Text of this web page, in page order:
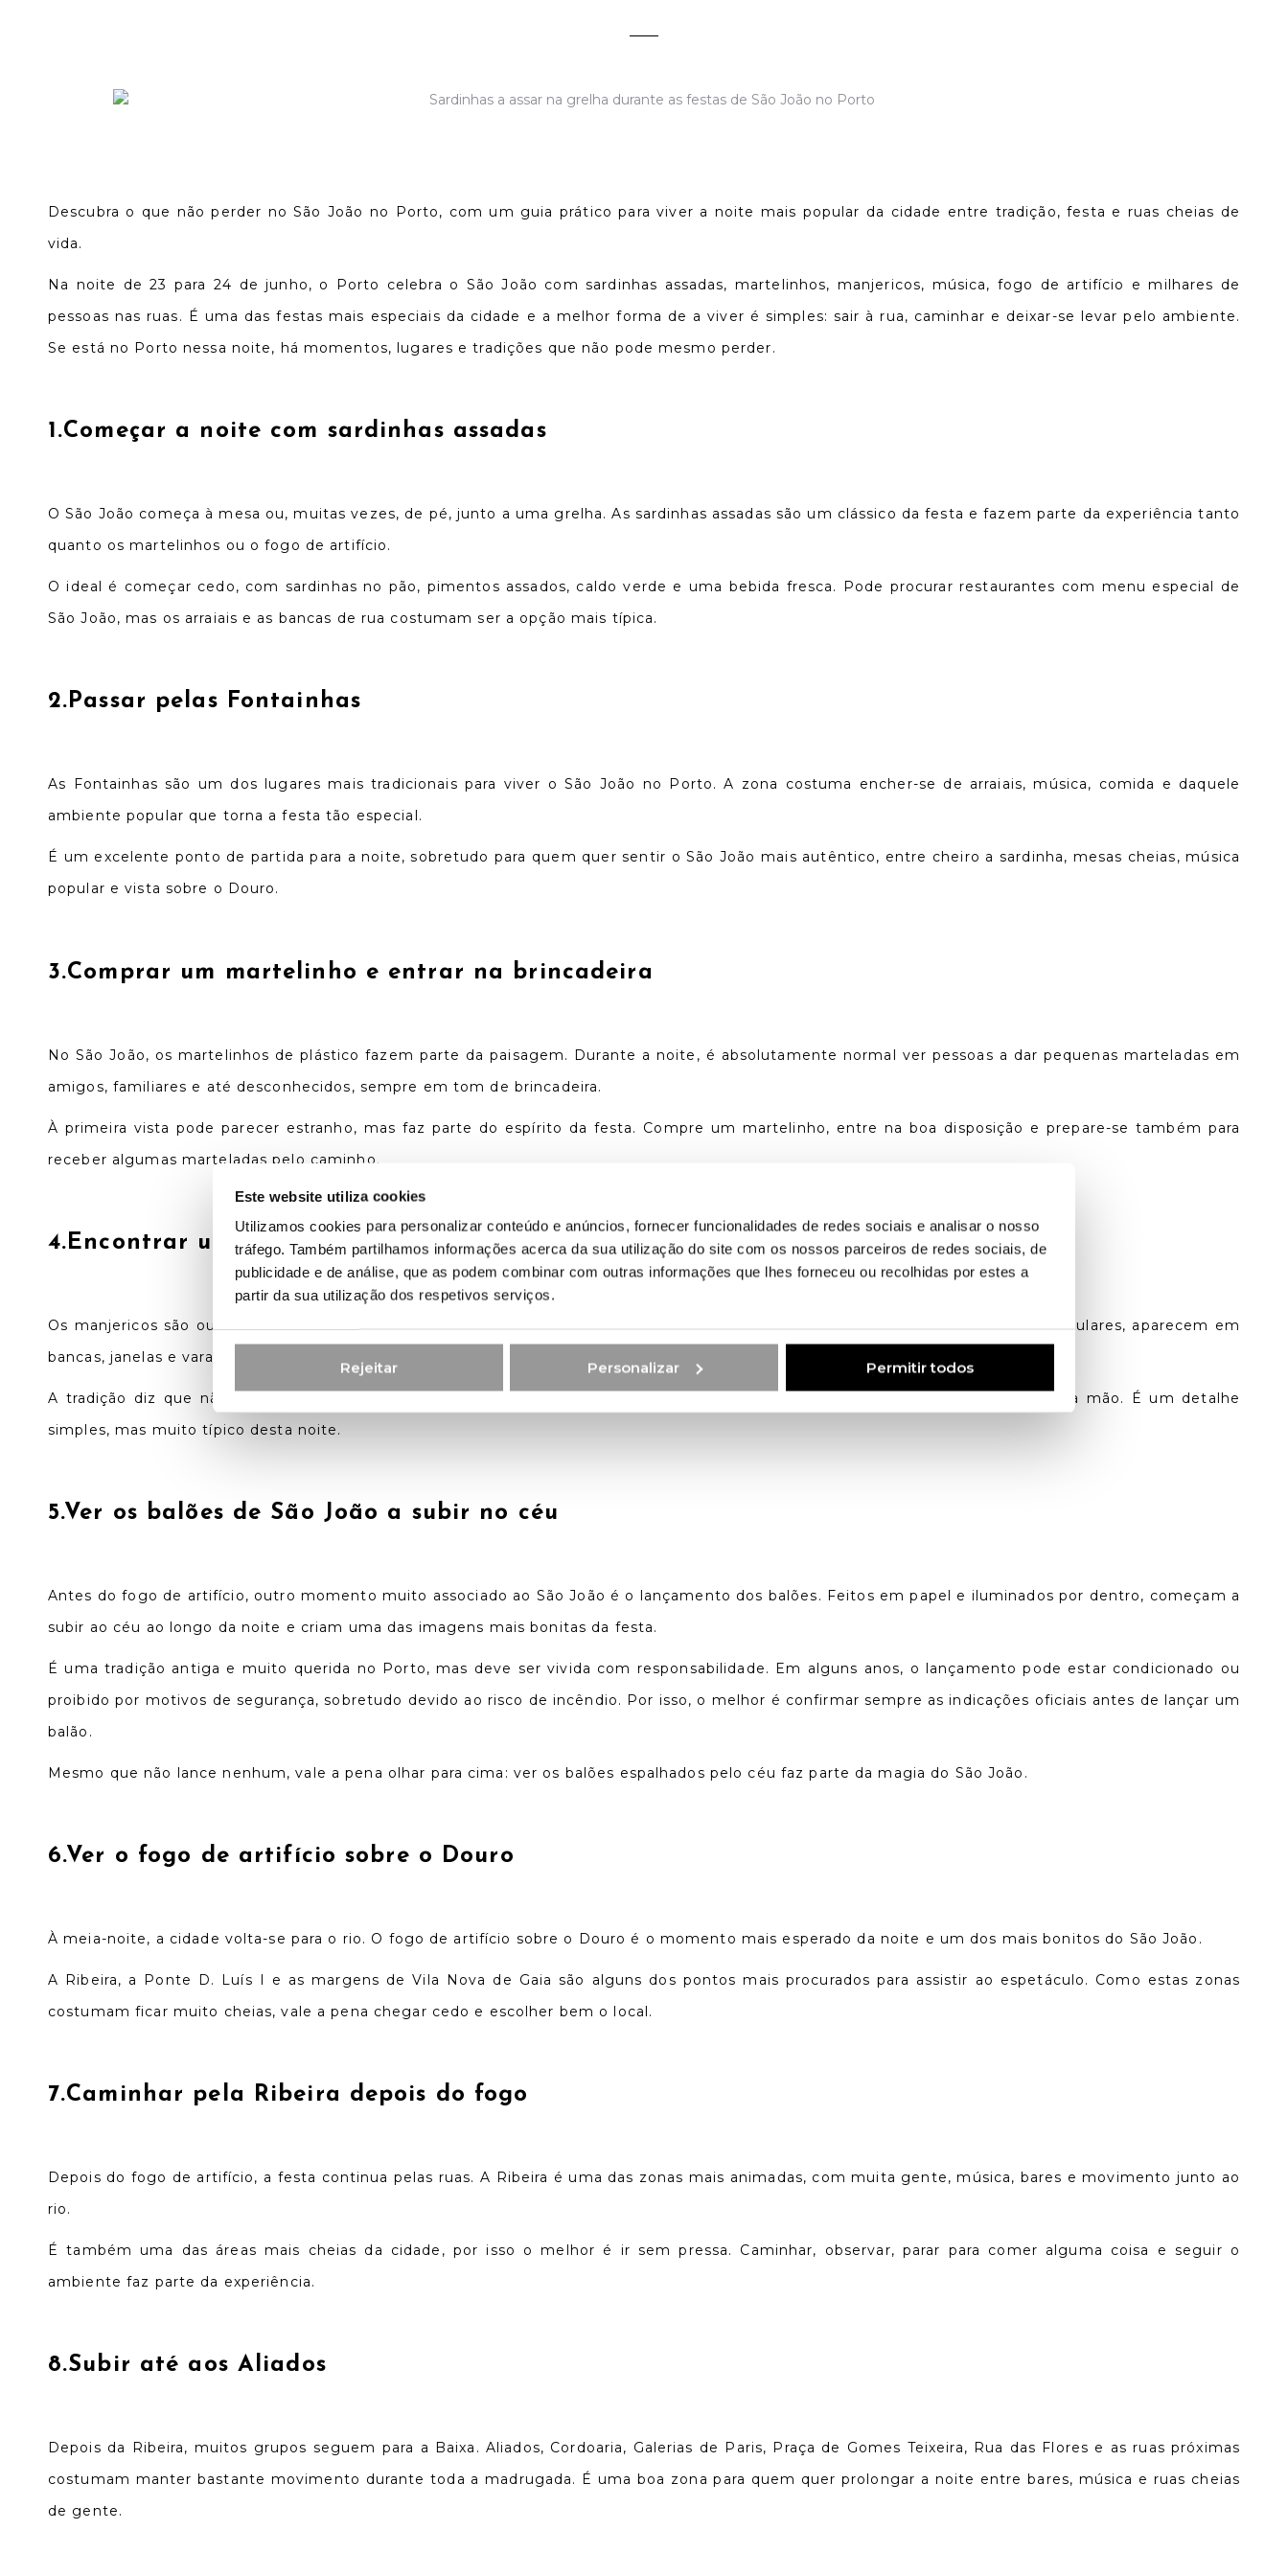
Este website utiliza cookies
Utilizamos cookies para personalizar conteúdo e anúncios, fornecer funcionalidades de redes sociais e analisar o nosso
tráfego. Também partilhamos informações acerca da sua utilização do site com os nossos parceiros de redes sociais, de
publicidade e de análise, que as podem combinar com outras informações que lhes forneceu ou recolhidas por estes a
partir da sua utilização dos respetivos serviços.
Rejeitar Personalizar Permitir todos
Descubra o que não perder no São João no Porto, com um guia prático para viver a noite mais popular da cidade entre tradição, festa e ruas cheias de
vida.
Na noite de 23 para 24 de junho, o Porto celebra o São João com sardinhas assadas, martelinhos, manjericos, música, fogo de artifício e milhares de
pessoas nas ruas. É uma das festas mais especiais da cidade e a melhor forma de a viver é simples: sair à rua, caminhar e deixar-se levar pelo ambiente.
Se está no Porto nessa noite, há momentos, lugares e tradições que não pode mesmo perder.
1.Começar a noite com sardinhas assadas
O São João começa à mesa ou, muitas vezes, de pé, junto a uma grelha. As sardinhas assadas são um clássico da festa e fazem parte da experiência tanto
quanto os martelinhos ou o fogo de artifício.
O ideal é começar cedo, com sardinhas no pão, pimentos assados, caldo verde e uma bebida fresca. Pode procurar restaurantes com menu especial de
São João, mas os arraiais e as bancas de rua costumam ser a opção mais típica.
2.Passar pelas Fontainhas
As Fontainhas são um dos lugares mais tradicionais para viver o São João no Porto. A zona costuma encher-se de arraiais, música, comida e daquele
ambiente popular que torna a festa tão especial.
É um excelente ponto de partida para a noite, sobretudo para quem quer sentir o São João mais autêntico, entre cheiro a sardinha, mesas cheias, música
popular e vista sobre o Douro.
3.Comprar um martelinho e entrar na brincadeira
No São João, os martelinhos de plástico fazem parte da paisagem. Durante a noite, é absolutamente normal ver pessoas a dar pequenas marteladas em
amigos, familiares e até desconhecidos, sempre em tom de brincadeira.
À primeira vista pode parecer estranho, mas faz parte do espírito da festa. Compre um martelinho, entre na boa disposição e prepare-se também para
receber algumas marteladas pelo caminho.
4.Encontrar um manjerico com quadra popular
Os manjericos são outro dos grandes símbolos do São João. Pequenos, aromáticos e muitas vezes acompanhados por quadras populares, aparecem em
bancas, janelas e varandas por toda a cidade.
A tradição diz que não se deve cheirar o manjerico diretamente. O gesto certo é passar a mão pela planta e só depois cheirar a mão. É um detalhe
simples, mas muito típico desta noite.
5.Ver os balões de São João a subir no céu
Antes do fogo de artifício, outro momento muito associado ao São João é o lançamento dos balões. Feitos em papel e iluminados por dentro, começam a
subir ao céu ao longo da noite e criam uma das imagens mais bonitas da festa.
É uma tradição antiga e muito querida no Porto, mas deve ser vivida com responsabilidade. Em alguns anos, o lançamento pode estar condicionado ou
proibido por motivos de segurança, sobretudo devido ao risco de incêndio. Por isso, o melhor é confirmar sempre as indicações oficiais antes de lançar um
balão.
Mesmo que não lance nenhum, vale a pena olhar para cima: ver os balões espalhados pelo céu faz parte da magia do São João.
6.Ver o fogo de artifício sobre o Douro
À meia-noite, a cidade volta-se para o rio. O fogo de artifício sobre o Douro é o momento mais esperado da noite e um dos mais bonitos do São João.
A Ribeira, a Ponte D. Luís I e as margens de Vila Nova de Gaia são alguns dos pontos mais procurados para assistir ao espetáculo. Como estas zonas
costumam ficar muito cheias, vale a pena chegar cedo e escolher bem o local.
7.Caminhar pela Ribeira depois do fogo
Depois do fogo de artifício, a festa continua pelas ruas. A Ribeira é uma das zonas mais animadas, com muita gente, música, bares e movimento junto ao
rio.
É também uma das áreas mais cheias da cidade, por isso o melhor é ir sem pressa. Caminhar, observar, parar para comer alguma coisa e seguir o
ambiente faz parte da experiência.
8.Subir até aos Aliados
Depois da Ribeira, muitos grupos seguem para a Baixa. Aliados, Cordoaria, Galerias de Paris, Praça de Gomes Teixeira, Rua das Flores e as ruas próximas
costumam manter bastante movimento durante toda a madrugada. É uma boa zona para quem quer prolongar a noite entre bares, música e ruas cheias
de gente.